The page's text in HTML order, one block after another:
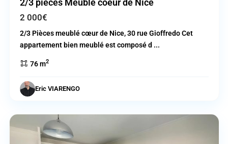
2 000€
2/3 Pièces meublé cœur de Nice, 30 rue Gioffredo Cet
appartement bien meublé est composé d ...
76 m2
Eric VIARENGO